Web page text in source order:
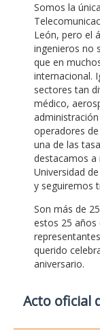
Somos la
León, pero el
ingenieros no
que en
internacional.
sectores tan
médico,
operadores
una de las
destacamos a
Universidad
y seguiremos
Son más de
estos 25 años
querido
aniversario.
Acto oficial